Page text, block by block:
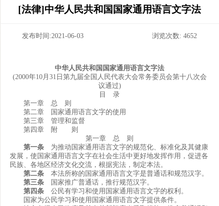
[法律]中华人民共和国国家通用语言文字法
发布时间:2021-06-03 浏览次数: 4652
中华人民共和国国家通用语言文字法
(2000年10月31日第九届全国人民代表大会常务委员会第十八次会
议通过)
目 录
第一章 总 则
第二章 国家通用语言文字的使用
第三章 管理和监督
第四章 附 则
第一章 总 则
第一条 为推动国家通用语言文字的规范化、标准化及其健康
发展，使国家通用语言文字在社会生活中更好地发挥作用，促进各
民族、各地区经济文化交流，根据宪法，制定本法。
第二条 本法所称的国家通用语言文字是普通话和规范汉字。
第三条 国家推广普通话，推行规范汉字。
第四条 公民有学习和使用国家通用语言文字的权利。
国家为公民学习和使用国家通用语言文字提供条件。